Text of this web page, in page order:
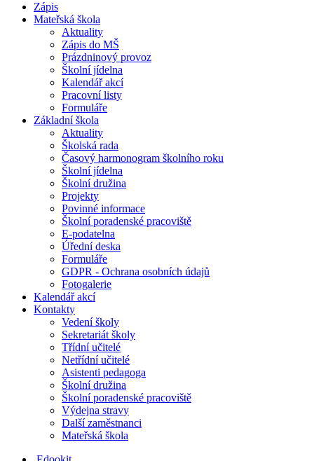
Zápis
Mateřská škola
Aktuality
Zápis do MŠ
Prázdninový provoz
Školní jídelna
Kalendář akcí
Pracovní listy
Formuláře
Základní škola
Aktuality
Školská rada
Časový harmonogram školního roku
Školní jídelna
Školní družina
Projekty
Povinné informace
Školní poradenské pracoviště
E-podatelna
Úřední deska
Formuláře
GDPR - Ochrana osobních údajů
Fotogalerie
Kalendář akcí
Kontakty
Vedení školy
Sekretariát školy
Třídní učitelé
Netřídní učitelé
Asistenti pedagoga
Školní družina
Školní poradenské pracoviště
Výdejna stravy
Další zaměstnanci
Mateřská škola